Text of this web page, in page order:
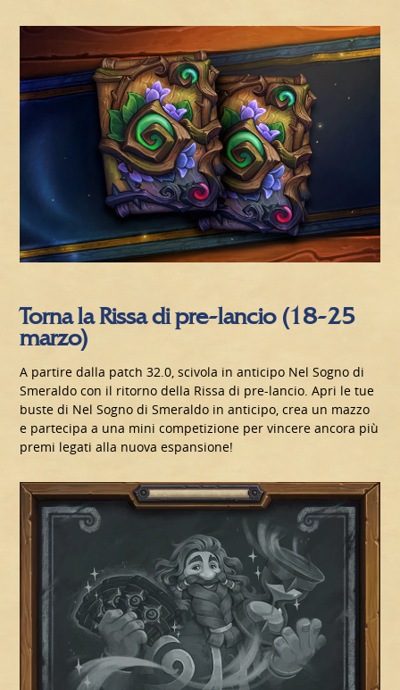
Torna la Rissa di pre-lancio (18-25
marzo)
A partire dalla patch 32.0, scivola in anticipo Nel Sogno di
Smeraldo con il ritorno della Rissa di pre-lancio. Apri le tue
buste di Nel Sogno di Smeraldo in anticipo, crea un mazzo
e partecipa a una mini competizione per vincere ancora più
premi legati alla nuova espansione!